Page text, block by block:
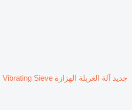
جديد آلة الغربلة الهزازة Vibrating Sieve